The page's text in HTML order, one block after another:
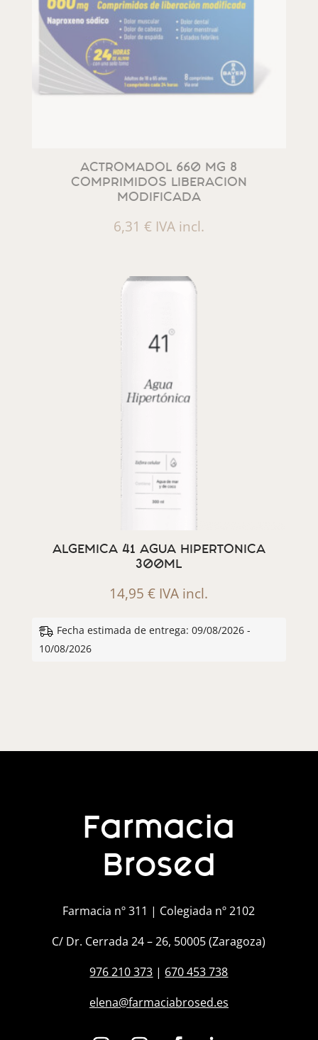
ACTROMADOL 660 MG 8
COMPRIMIDOS LIBERACION
MODIFICADA
6,31 € IVA incl.
ALGEMICA 41 AGUA HIPERTONICA
300ML
14,95€ IVA incl.
Fecha estimada de entrega: 09/08/2026 -
10/08/2026
Farmacia
Brosed
Farmacia nº 311 | Colegiada nº 2102
C/ Dr. Cerrada 24 – 26, 50005 (Zaragoza)
976 210 373 | 670 453 738
elena@farmaciabrosed.es